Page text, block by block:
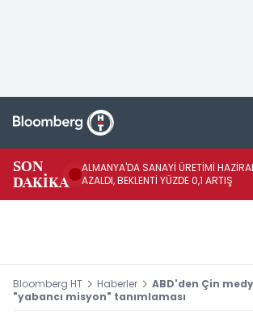
SON
DAKİKA
ALMANYA'DA SANAYİ ÜRETİMİ
AZALDI, BEKLENTİ YÜZDE 0,1 ARTIŞ
Bloomberg HT Haberler
ABD'den Çin
"yabancı misyon" tanımlaması